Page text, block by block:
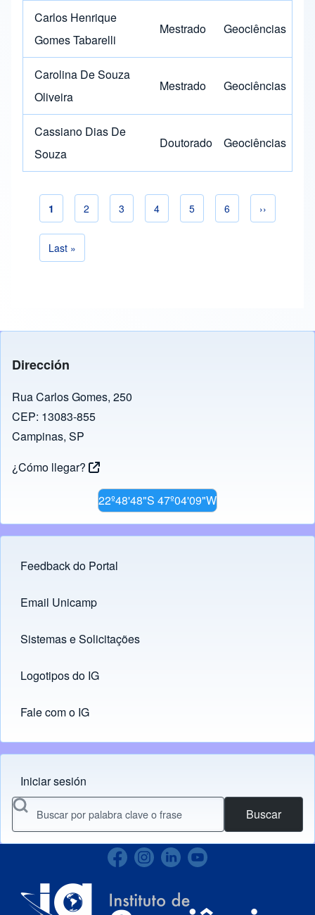
Carlos Henrique
Gomes Tabarelli
Mestrado Geociências
Carolina De Souza
Oliveira
Mestrado Geociências
Cassiano Dias De
Souza
Doutorado Geociências
Página actual
1 Página
2 Página
3 Página
4 Página
5 Página
6 Siguiente
››
Última página
Last »
Dirección
Rua Carlos Gomes, 250
CEP: 13083-855
Campinas, SP
¿Cómo llegar?
22º48'48"S 47º04'09"W
Footer menu
Feedback do Portal
Links
Email Unicamp
(opens in new tab)
Sistemas e Solicitações
(opens in new tab)
Logotipos do IG
(opens in new tab)
Fale com o IG
Menu do usuário
Iniciar sesión
Buscar